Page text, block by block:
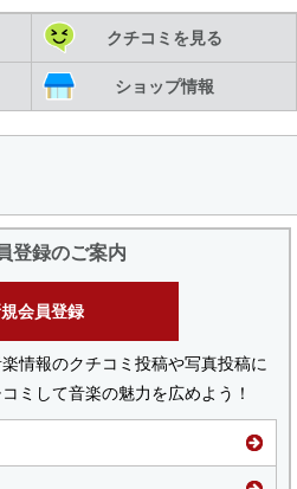
クチコミを見る
ショップ情報
登録のご案内
会員登録
情報のクチコミ投稿や写真投稿に
ミして音楽の魅力を広めよう！